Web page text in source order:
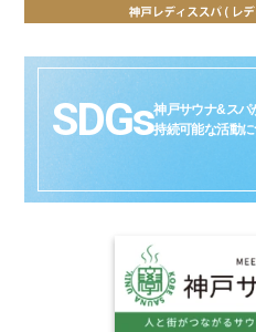
SDGs神戸サウナ&スパ
持続可能な活動